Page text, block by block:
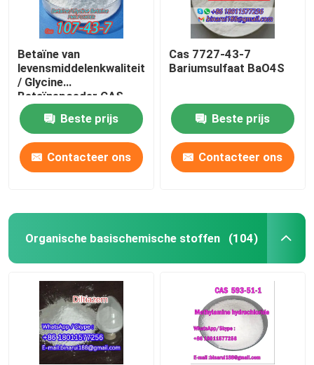
Betaïne van
levensmiddelenkwaliteit
/ Glycine
Betaïnepoeder CAS
107-43-7
Beste prijs
Contacteer ons
Cas 7727-43-7
Bariumsulfaat BaO4S
Beste prijs
Contacteer ons
Organische basischemische stoffen (104)